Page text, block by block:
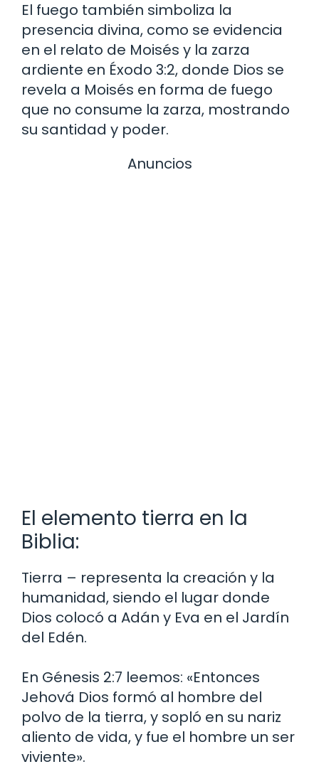
El fuego también simboliza la
presencia divina, como se evidencia
en el relato de Moisés y la zarza
ardiente en Éxodo 3:2, donde Dios se
revela a Moisés en forma de fuego
que no consume la zarza, mostrando
su santidad y poder.
Anuncios
El elemento tierra en la
Biblia:
Tierra – representa la creación y la
humanidad, siendo el lugar donde
Dios colocó a Adán y Eva en el Jardín
del Edén.
En Génesis 2:7 leemos: «Entonces
Jehová Dios formó al hombre del
polvo de la tierra, y sopló en su nariz
aliento de vida, y fue el hombre un ser
viviente».